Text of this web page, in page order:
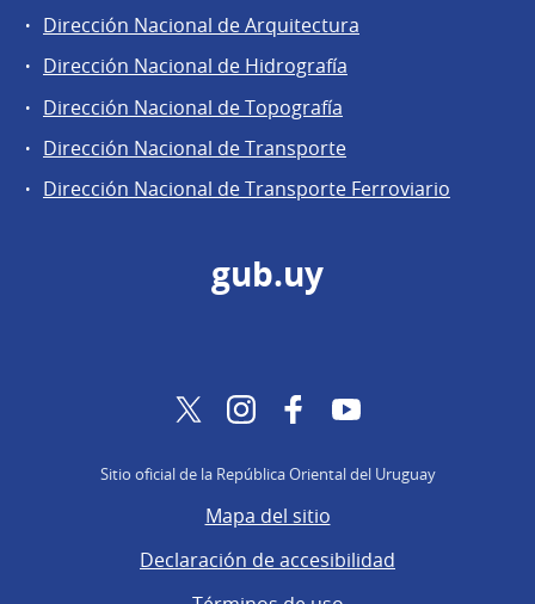
Dirección Nacional de Arquitectura
Dirección Nacional de Hidrografía
Dirección Nacional de Topografía
Dirección Nacional de Transporte
Dirección Nacional de Transporte Ferroviario
gub.uy
TwitterInstagramFacebookYouTube
Sitio oficial de la República Oriental del Uruguay
Mapa del sitio
Declaración de accesibilidad